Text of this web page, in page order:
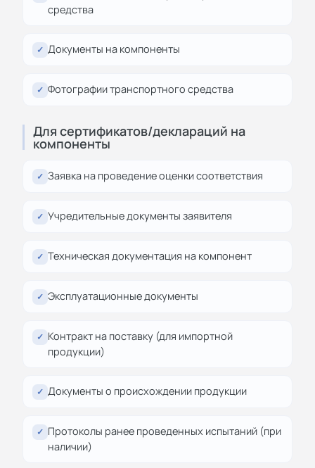
средства
✓ Документы на компоненты
✓ Фотографии транспортного средства
Для сертификатов/деклараций на
компоненты
✓ Заявка на проведение оценки соответствия
✓ Учредительные документы заявителя
✓ Техническая документация на компонент
✓ Эксплуатационные документы
✓ Контракт на поставку (для импортной
продукции)
✓ Документы о происхождении продукции
✓ Протоколы ранее проведенных испытаний (при
наличии)